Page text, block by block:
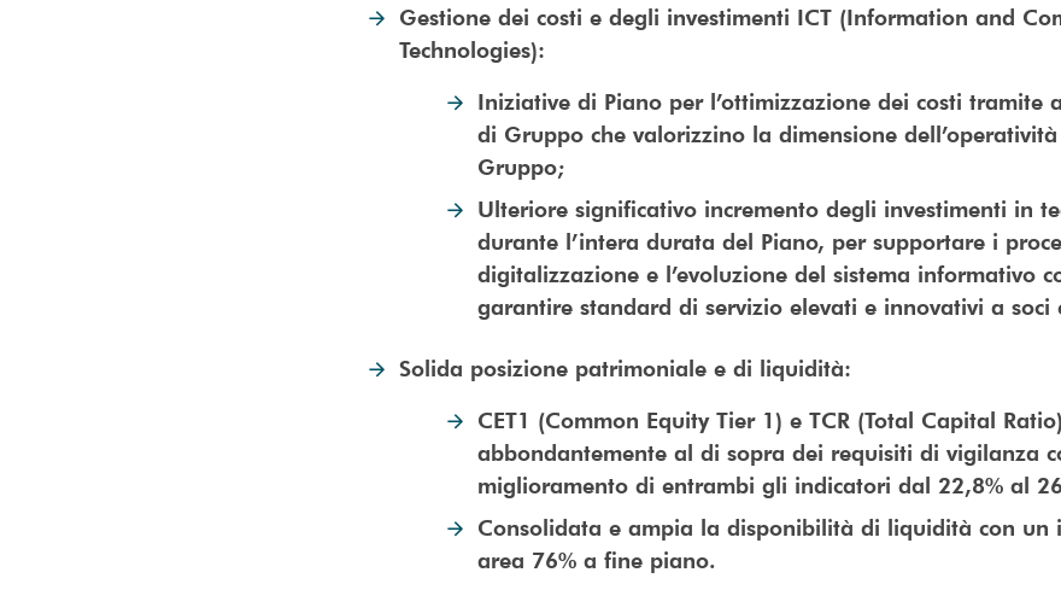
Gestione dei costi e degli investimenti ICT (Information and
Technologies):
Iniziative di Piano per l’ottimizzazione dei costi tramite
di Gruppo che valorizzino la dimensione
Gruppo;
Ulteriore significativo incremento degli investimenti in
durante l’intera durata del Piano, per supportare i
digitalizzazione e l’evoluzione del sistema informativo
garantire standard di servizio elevati e innovativi a soci
Solida posizione patrimoniale e di liquidità:
CET1 (Common Equity Tier 1) e TCR (Total Capital
abbondantemente al di sopra dei requisiti di vigilanza
miglioramento di entrambi gli indicatori dal 22,8% al
Consolidata e ampia la disponibilità di liquidità con un
area 76% a fine piano.